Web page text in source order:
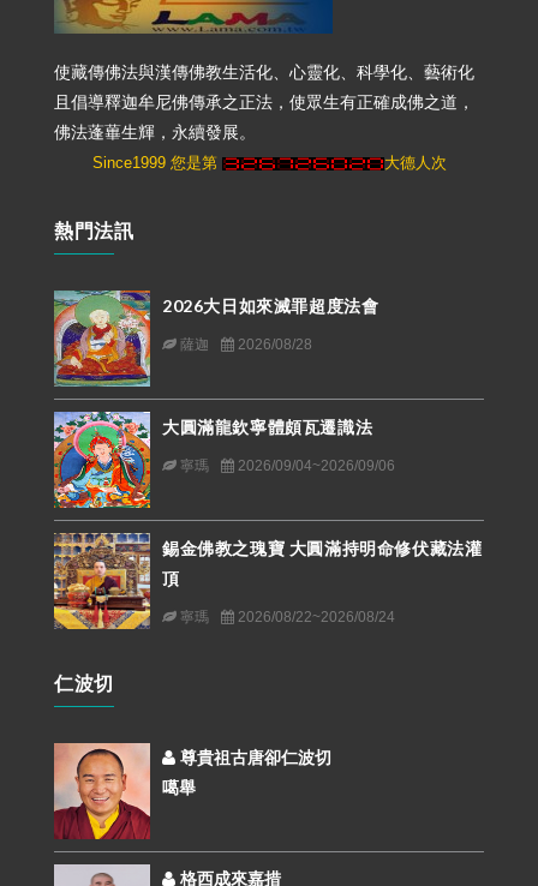
使藏傳佛法與漢傳佛教生活化、心靈化、科學化、藝術化
且倡導釋迦牟尼佛傳承之正法，使眾生有正確成佛之道，
佛法蓬蓽生輝，永續發展。
Since1999 您是第 大德人次
熱門法訊
2026大日如來滅罪超度法會
薩迦 2026/08/28
大圓滿龍欽寧體頗瓦遷識法
寧瑪 2026/09/04~2026/09/06
錫金佛教之瑰寶 大圓滿持明命修伏藏法灌
頂
寧瑪 2026/08/22~2026/08/24
仁波切
尊貴祖古唐卻仁波切
噶舉
格西成來嘉措